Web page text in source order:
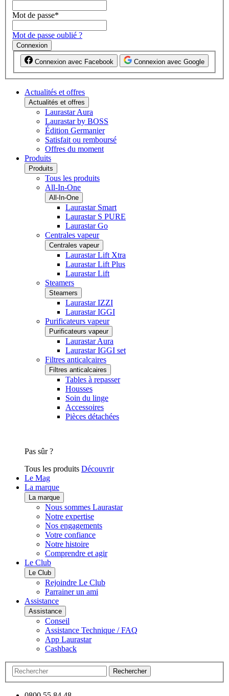
Mot de passe*
Mot de passe oublié ?
Connexion
Connexion avec Facebook Connexion avec Google
Actualités et offres
Actualités et offres
Laurastar Aura
Laurastar by BOSS
Édition Germanier
Satisfait ou remboursé
Offres du moment
Produits
Produits
Tous les produits
All-In-One
All-In-One
Laurastar Smart
Laurastar S PURE
Laurastar Go
Centrales vapeur
Centrales vapeur
Laurastar Lift Xtra
Laurastar Lift Plus
Laurastar Lift
Steamers
Steamers
Laurastar IZZI
Laurastar IGGI
Purificateurs vapeur
Purificateurs vapeur
Laurastar Aura
Laurastar IGGI set
Filtres anticalcaires
Filtres anticalcaires
Tables à repasser
Housses
Soin du linge
Accessoires
Pièces détachées
Pas sûr ?
Tous les produits Découvrir
Le Mag
La marque
La marque
Nous sommes Laurastar
Notre expertise
Nos engagements
Votre confiance
Notre histoire
Comprendre et agir
Le Club
Le Club
Rejoindre Le Club
Parrainer un ami
Assistance
Assistance
Conseil
Assistance Technique / FAQ
App Laurastar
Cashback
Rechercher